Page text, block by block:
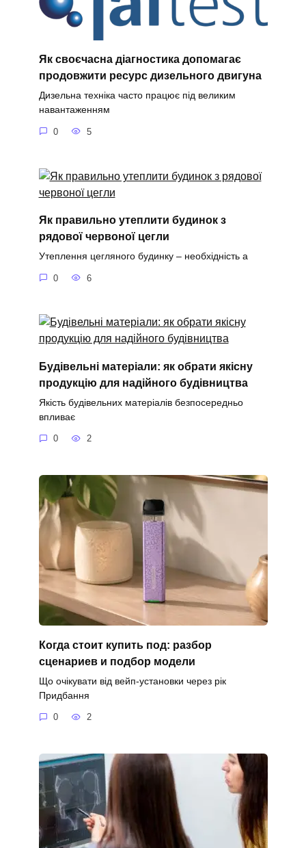
Як своєчасна діагностика допомагає
продовжити ресурс дизельного двигуна
Дизельна техніка часто працює під великим
навантаженням
0 5
Як правильно утеплити будинок з
рядової червоної цегли
Утеплення цегляного будинку – необхідність а
0 6
Будівельні матеріали: як обрати якісну
продукцію для надійного будівництва
Якість будівельних матеріалів безпосередньо
впливає
0 2
Когда стоит купить под: разбор
сценариев и подбор модели
Що очікувати від вейп-установки через рік
Придбання
0 2